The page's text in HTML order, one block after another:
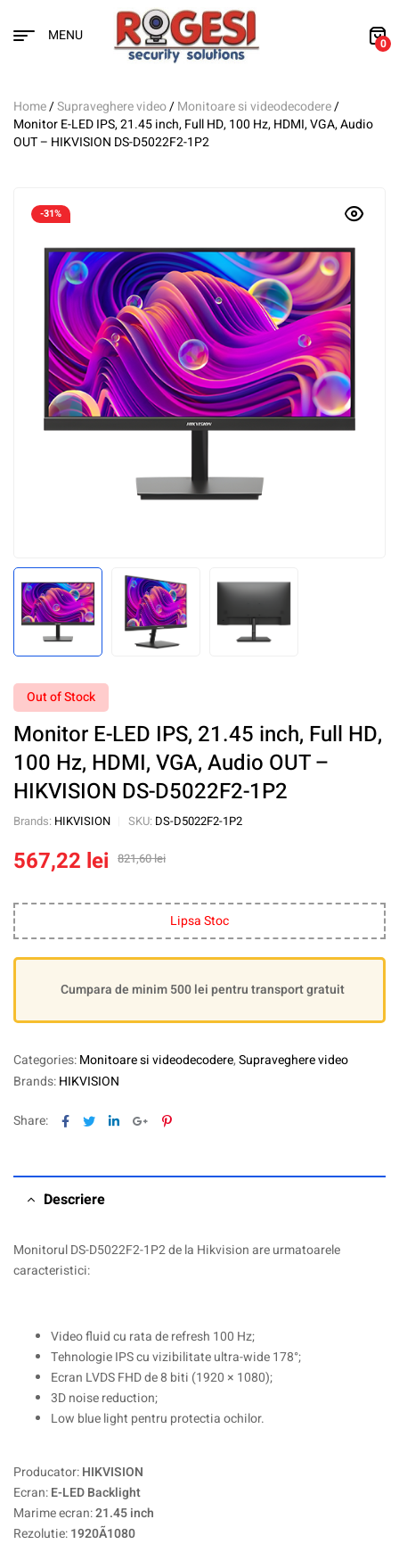
MENU 0
Home/Supraveghere video/Monitoare si videodecodere/
Monitor E-LED IPS, 21.45 inch, Full HD, 100 Hz, HDMI, VGA, Audio
OUT – HIKVISION DS-D5022F2-1P2
-31%
Out of Stock
Monitor E-LED IPS, 21.45 inch, Full HD,
100 Hz, HDMI, VGA, Audio OUT –
HIKVISION DS-D5022F2-1P2
Brands: HIKVISION SKU: DS-D5022F2-1P2
821,60lei
567,22 lei
Lipsa Stoc
Cumpara de minim 500 lei pentru transport gratuit
Categories:Monitoare si videodecodere,Supraveghere video
Brands:HIKVISION
Share: Facebook
TwitterLinkedinGoogle+Pinterest
Descriere
Monitorul DS-D5022F2-1P2 de la Hikvision are urmatoarele
caracteristici:
Video fluid cu rata de refresh 100 Hz;
Tehnologie IPS cu vizibilitate ultra-wide 178°;
Ecran LVDS FHD de 8 biti (1920 × 1080);
3D noise reduction;
Low blue light pentru protectia ochilor.
Producator:HIKVISION
Ecran:E-LED Backlight
Marime ecran:21.45 inch
Rezolutie:1920Ã1080